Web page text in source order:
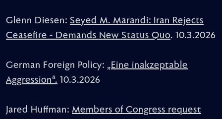
Glenn Diesen: Seyed M. Marandi: Iran Rejects
Ceasefire - Demands New Status Quo. 10.3.2026
German Foreign Policy: „Eine inakzeptable
Aggression“. 10.3.2026
Jared Huffman: Members of Congress request